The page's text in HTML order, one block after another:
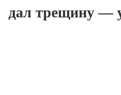
дал трещину —